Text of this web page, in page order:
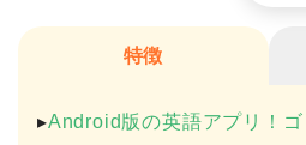
特徴
▸Android版の英語アプリ！